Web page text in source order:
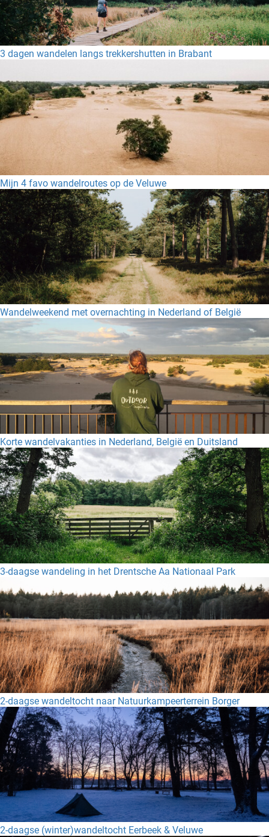
3 dagen wandelen langs trekkershutten in Brabant
Mijn 4 favo wandelroutes op de Veluwe
Wandelweekend met overnachting in Nederland of België
Korte wandelvakanties in Nederland, België en Duitsland
3-daagse wandeling in het Drentsche Aa Nationaal Park
2-daagse wandeltocht naar Natuurkampeerterrein Borger
2-daagse (winter)wandeltocht Eerbeek & Veluwe